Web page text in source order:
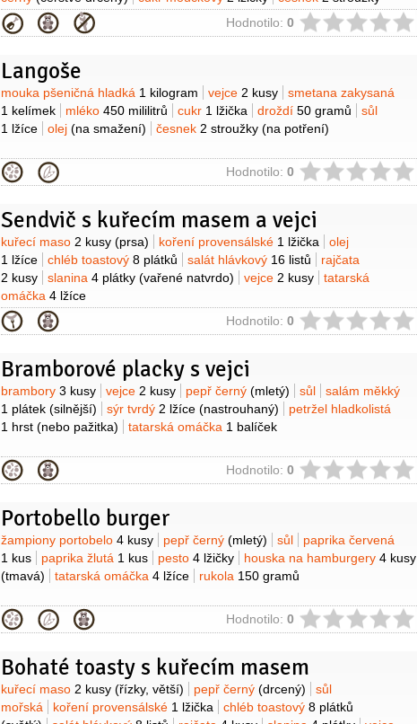
(prolisovaný)
Na remuládu: tatarská omáčka 4 lžíce okurky
2 kusy
(sterilizované)
kapary1 lžička cibule šalotka1 kus (malá)
víno bílé
1 špetka
pažitka
Kategorie Hodnotilo: 0
Langoše
Suroviny
mouka pšeničná hladká 1 kilogram vejce 2 kusy
smetana zakysaná
1 kelímek
mléko 450 mililitrů cukr 1 lžička droždí 50 gramů
sůl
1 lžíce
olej (na smažení) česnek 2 stroužky (na potření)
Kategorie Hodnotilo: 0
Sendvič s kuřecím masem a vejci
Suroviny
kuřecí maso 2 kusy (prsa) koření provensálské 1 lžička
olej
1 lžíce
chléb toastový 8 plátků salát hlávkový 16 listů
rajčata
2 kusy
slanina 4 plátky (vařené natvrdo) vejce 2 kusy
tatarská
omáčka 4 lžíce
Kategorie Hodnotilo: 0
Bramborové placky s vejci
Suroviny
brambory 3 kusy vejce 2 kusy pepř černý (mletý) sůl
salám měkký
1 plátek (silnější) sýr tvrdý 2 lžíce (nastrouhaný)
petržel hladkolistá
1 hrst (nebo pažitka) tatarská omáčka 1 balíček
Kategorie Hodnotilo: 0
Portobello burger
Suroviny
žampiony portobelo 4 kusy pepř černý (mletý) sůl
paprika červená
1 kus
paprika žlutá 1 kus pesto 4 lžičky houska na hamburgery 4 kusy
(tmavá)
tatarská omáčka 4 lžíce rukola 150 gramů
Kategorie Hodnotilo: 0
Bohaté toasty s kuřecím masem
Suroviny
kuřecí maso 2 kusy (řízky, větší) pepř černý (drcený)
sůl
mořská
koření provensálské 1 lžička chléb toastový 8 plátků